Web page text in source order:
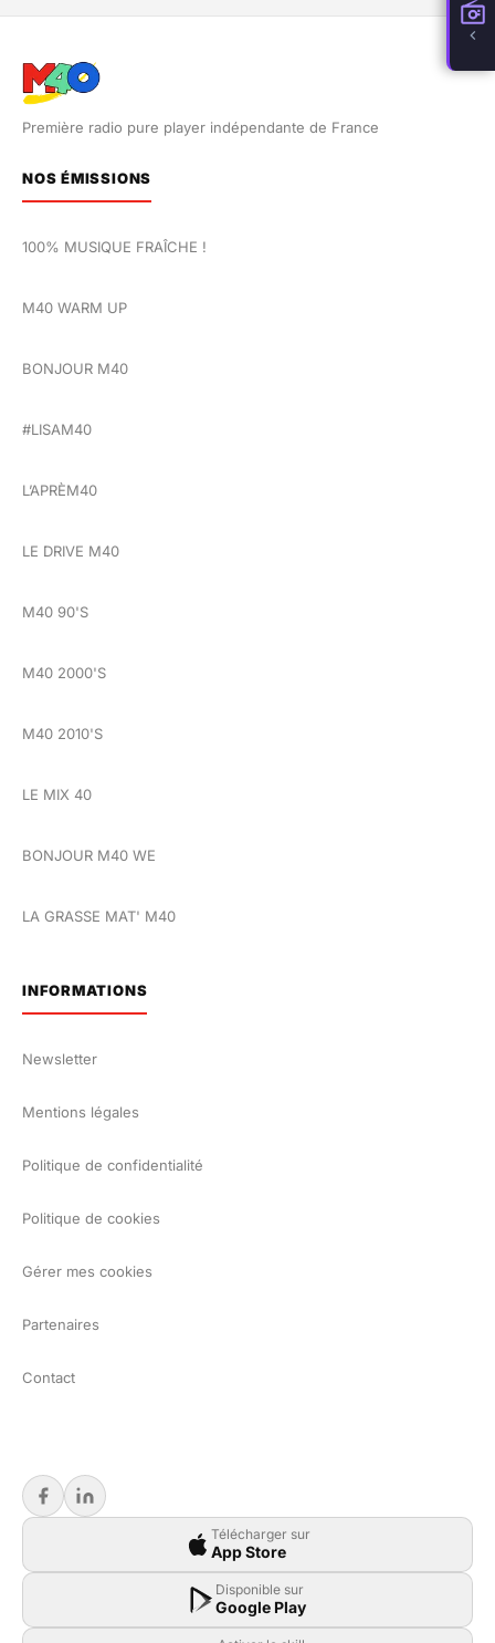
Première radio pure player indépendante de France
NOS ÉMISSIONS
100% MUSIQUE FRAÎCHE !
M40 WARM UP
BONJOUR M40
#LISAM40
L’APRÈM40
LE DRIVE M40
M40 90'S
M40 2000'S
M40 2010'S
LE MIX 40
BONJOUR M40 WE
LA GRASSE MAT' M40
INFORMATIONS
Newsletter
Mentions légales
Politique de confidentialité
Politique de cookies
Gérer mes cookies
Partenaires
Contact
Télécharger sur
App Store
Disponible sur
Google Play